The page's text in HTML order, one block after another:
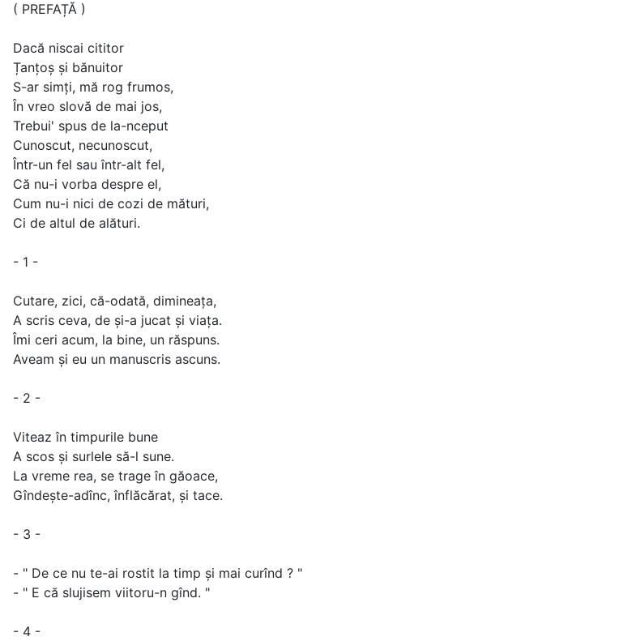
( PREFAȚĂ )
Dacă niscai cititor
Țanțoș și bănuitor
S-ar simți, mă rog frumos,
În vreo slovă de mai jos,
Trebui' spus de la-nceput
Cunoscut, necunoscut,
Într-un fel sau într-alt fel,
Că nu-i vorba despre el,
Cum nu-i nici de cozi de mături,
Ci de altul de alături.
- 1 -
Cutare, zici, că-odată, dimineața,
A scris ceva, de și-a jucat și viața.
Îmi ceri acum, la bine, un răspuns.
Aveam și eu un manuscris ascuns.
- 2 -
Viteaz în timpurile bune
A scos și surlele să-l sune.
La vreme rea, se trage în găoace,
Gîndește-adînc, înflăcărat, și tace.
- 3 -
- " De ce nu te-ai rostit la timp și mai curînd ? "
- " E că slujisem viitoru-n gînd. "
- 4 -